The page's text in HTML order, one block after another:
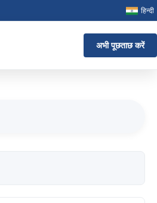
हिन्दी
अभी पूछताछ करें